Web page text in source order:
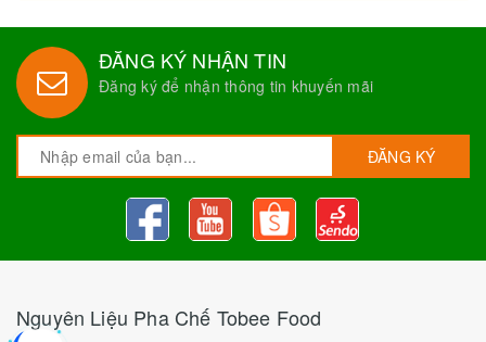
ĐĂNG KÝ NHẬN TIN
Đăng ký để nhận thông tin khuyến mãi
ĐĂNG KÝ
Nguyên Liệu Pha Chế Tobee Food